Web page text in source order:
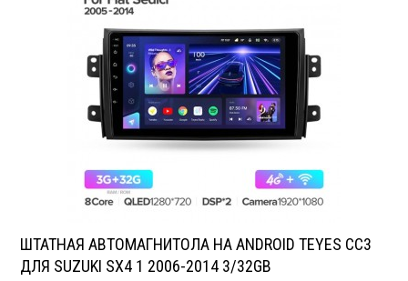
ШТАТНАЯ АВТОМАГНИТОЛА НА ANDROID TEYES CC3
ДЛЯ SUZUKI SX4 1 2006-2014 3/32GB